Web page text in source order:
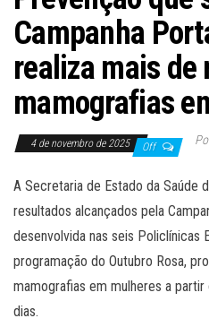
Campanha
realiza mais de
mamografias
4 de novembro de 2025 Off
A Secretaria de Estado da Saúde
resultados alcançados pela
desenvolvida nas seis Policlínicas
programação do Outubro Rosa,
mamografias em mulheres a
dias.